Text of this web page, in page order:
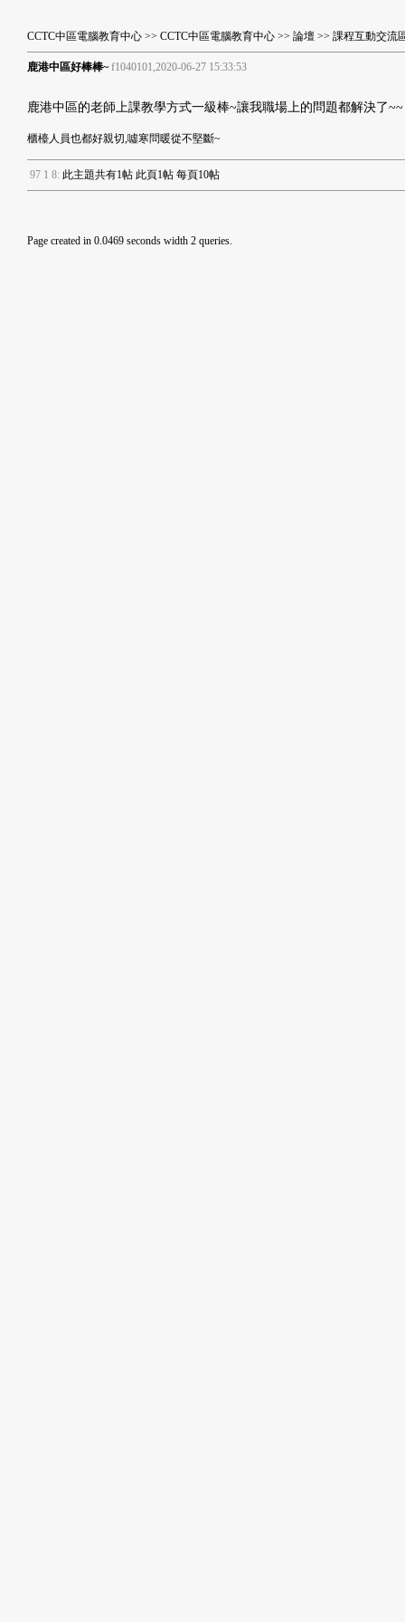
CCTC中區電腦教育中心 >> CCTC中區電腦教育中心 >> 論壇 >> 課程互動交流
鹿港中區好棒棒~ f1040101,2020-06-27 15:33:53
鹿港中區的老師上課教學方式一級棒~讓我職場上的問題都解決了~~
櫃檯人員也都好親切,噓寒問暖從不堅斷~
97 1 8: 此主題共有1帖 此頁1帖 每頁10帖
Page created in 0.0469 seconds width 2 queries.